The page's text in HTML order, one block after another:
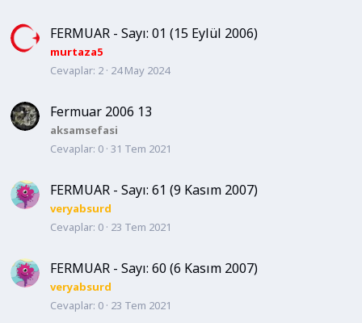
FERMUAR - Sayı: 01 (15 Eylül 2006)
murtaza5
Cevaplar 2 24 May 2024
Fermuar 2006 13
aksamsefasi
Cevaplar 0 31 Tem 2021
FERMUAR - Sayı: 61 (9 Kasım 2007)
veryabsurd
Cevaplar 0 23 Tem 2021
FERMUAR - Sayı: 60 (6 Kasım 2007)
veryabsurd
Cevaplar 0 23 Tem 2021